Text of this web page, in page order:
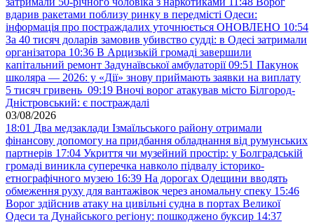
вдарив ракетами поблизу ринку в передмісті Одеси:
інформація про постраждалих уточнюється ОНОВЛЕНО 10:54
За 40 тисяч доларів замовив убивство судді: в Одесі затримали
організатора 10:36 В Арцизькій громаді завершили
капітальний ремонт Задунаївської амбулаторії 09:51 Пакунок
школяра — 2026: у «Дії» знову приймають заявки на виплату
5 тисяч гривень 09:19 Вночі ворог атакував місто Білгород-
Дністровський: є постраждалі
03/08/2026
18:01 Два медзаклади Ізмаїльського району отримали
фінансову допомогу на придбання обладнання від румунських
партнерів 17:04 Укриття чи музейний простір: у Болградській
громаді виникла суперечка навколо підвалу історико-
етнографічного музею 16:39 На дорогах Одещини вводять
обмеження руху для вантажівок через аномальну спеку 15:46
Ворог здійснив атаку на цивільні судна в портах Великої
Одеси та Дунайського регіону: пошкоджено буксир 14:37